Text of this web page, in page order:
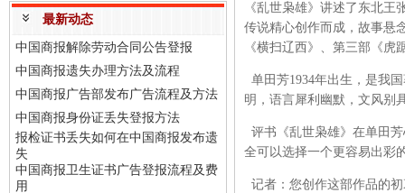
最新动态
中国商报解除劳动合同公告登报
中国商报遗失办理方法及流程
中国商报广告部发布广告流程及方法
中国商报身份证丢失登报方法
报检证书丢失如何在中国商报发布遗
失
中国商报卫生证书广告登报流程及费
用
《乱世枭雄》讲述了东北
传说精心创作而成，故事悬
《横扫辽西》、第三部《虎
单田芳1934年出生，是我
明，语言犀利幽默，文风别
评书《乱世枭雄》在单田
全可以选择一个更容易出彩
记者：您创作这部作品的